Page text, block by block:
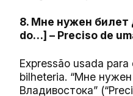
8. Мне нужен
do…] – Preciso de
Expressão usada
bilheteria. “Мне
Владивостока”